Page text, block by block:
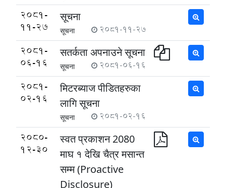
2081-
11-27
सूचना
सूचना 2081-11-27
2081-
06-16
सतर्कता अपनाउने सूचना
सूचना 2081-06-16
2081-
02-16
मिटरब्याज पीडितहरुका
लागि सूचना
सूचना 2081-02-16
2080-
12-30
स्वत प्रकाशन 2080
माघ १ देखि चैत्र मसान्त
सम्म (Proactive
Disclosure)